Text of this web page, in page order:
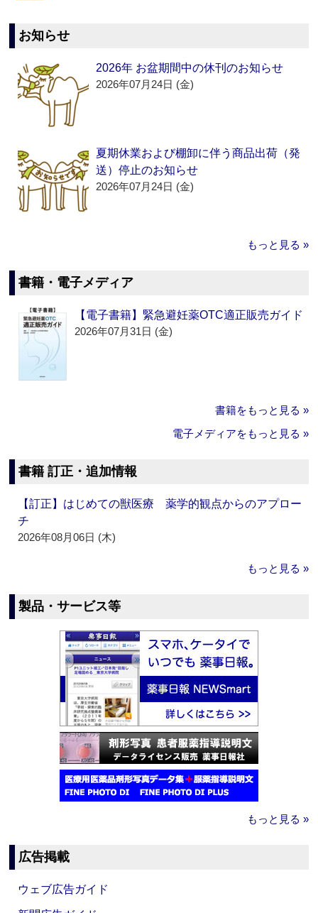
お知らせ
2026年 お盆期間中の休刊のお知らせ
2026年07月24日 (金)
夏期休業および棚卸に伴う商品出荷（発
送）停止のお知らせ
2026年07月24日 (金)
もっと見る »
書籍・電子メディア
【電子書籍】緊急避妊薬OTC適正販売ガイド
2026年07月31日 (金)
書籍をもっと見る »
電子メディアをもっと見る »
書籍 訂正・追加情報
【訂正】はじめての獣医療 薬学的観点からのアプロー
チ
2026年08月06日 (木)
もっと見る »
製品・サービス等
もっと見る »
広告掲載
ウェブ広告ガイド